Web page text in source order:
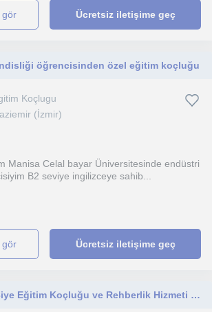
gör Ücretsiz iletişime geç
öğrencisinden özel eğitim koçluğu
Koçlugu
(İzmir)
Manisa Celal bayar Üniversitesinde endüstri
B2 seviye ingilizceye sahib...
gör Ücretsiz iletişime geç
Her yaştan öğrenciye Eğitim Koçluğu ve Rehberlik Hizmeti vermekteyim